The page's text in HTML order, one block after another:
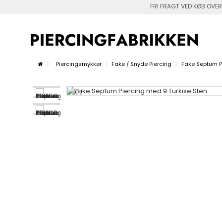
FRI FRAGT VED KØB
Piercingsmykker Fake / Snyde Piercing Fake Septum